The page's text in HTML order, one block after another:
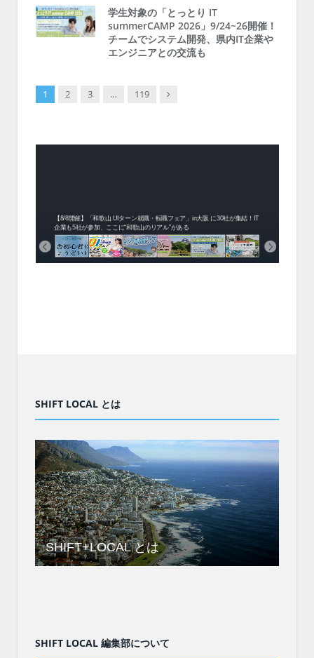
学生対象の「とっとり IT
summerCAMP 2026」9/24~26開催！
チームでシステム開発、県内IT企業や
エンジニアとの交流も
1 2 3 … 119 Next
【8/8開催】「和歌山 UIターン就職・転職フェア」in大阪 に30社が集結！IT
企業も5社が参加、ここに“和歌山のリアル”がある
SHIFT LOCAL とは
SHIFT+LOCAL とは
SHIFT LOCAL 編集部について